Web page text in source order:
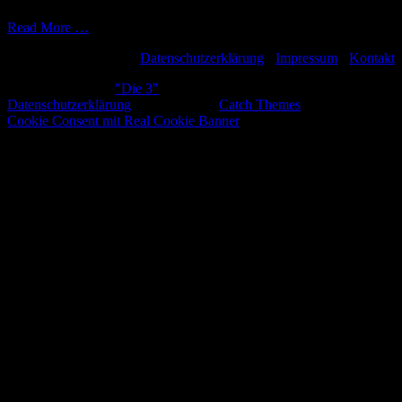
Read More …
Datenschutzerklärung
Impressum
Kontakt
"Die 3"
Datenschutzerklärung
Catch Themes
Scroll
Cookie Consent mit Real Cookie Banner